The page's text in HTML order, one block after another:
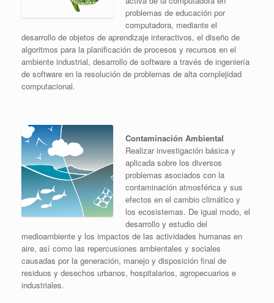
problemas de educación por
computadora, mediante el
desarrollo de objetos de aprendizaje interactivos, el diseño de
algoritmos para la planificación de procesos y recursos en el
ambiente industrial, desarrollo de software a través de ingeniería
de software en la resolución de problemas de alta complejidad
computacional.
Contaminación Ambiental
Realizar investigación básica y
aplicada sobre los diversos
problemas asociados con la
contaminación atmosférica y sus
efectos en el cambio climático y
los ecosistemas. De igual modo, el
desarrollo y estudio del
medioambiente y los impactos de las actividades humanas en
aire, así como las repercusiones ambientales y sociales
causadas por la generación, manejo y disposición final de
residuos y desechos urbanos, hospitalarios, agropecuarios e
industriales.